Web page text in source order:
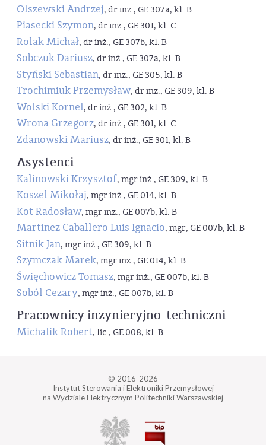
Olszewski Andrzej, dr inż., GE 307a, kl. B
Piasecki Szymon, dr inż., GE 301, kl. C
Rolak Michał, dr inż., GE 307b, kl. B
Sobczuk Dariusz, dr inż., GE 307a, kl. B
Styński Sebastian, dr inż., GE 305, kl. B
Trochimiuk Przemysław, dr inż., GE 309, kl. B
Wolski Kornel, dr inż., GE 302, kl. B
Wrona Grzegorz, dr inż., GE 301, kl. C
Zdanowski Mariusz, dr inż., GE 301, kl. B
Asystenci
Kalinowski Krzysztof, mgr inż., GE 309, kl. B
Koszel Mikołaj, mgr inż., GE 014, kl. B
Kot Radosław, mgr inż., GE 007b, kl. B
Martinez Caballero Luis Ignacio, mgr, GE 007b, kl. B
Sitnik Jan, mgr inż., GE 309, kl. B
Szymczak Marek, mgr inż., GE 014, kl. B
Święchowicz Tomasz, mgr inż., GE 007b, kl. B
Soból Cezary, mgr inż., GE 007b, kl. B
Pracownicy inzynieryjno-techniczni
Michalik Robert, lic., GE 008, kl. B
© 2016-2026
Instytut Sterowania i Elektroniki Przemysłowej
na Wydziale Elektrycznym Politechniki Warszawskiej